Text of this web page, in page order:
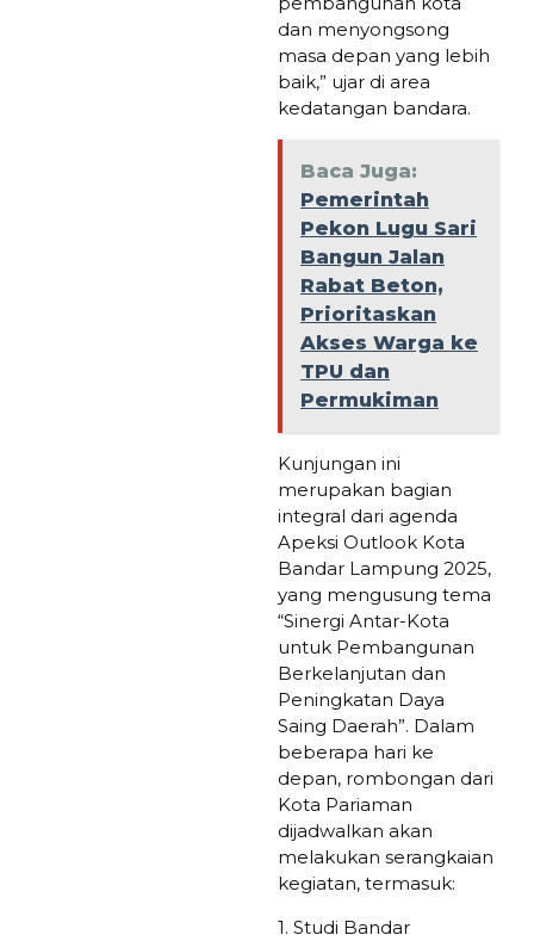
dan menyongsong
masa depan yang lebih
baik,” ujar di area
kedatangan bandara.
Baca Juga:
Pemerintah
Pekon Lugu Sari
Bangun Jalan
Rabat Beton,
Prioritaskan
Akses Warga ke
TPU dan
Permukiman
Kunjungan ini
merupakan bagian
integral dari agenda
Apeksi Outlook Kota
Bandar Lampung 2025,
yang mengusung tema
“Sinergi Antar-Kota
untuk Pembangunan
Berkelanjutan dan
Peningkatan Daya
Saing Daerah”. Dalam
beberapa hari ke
depan, rombongan dari
Kota Pariaman
dijadwalkan akan
melakukan serangkaian
kegiatan, termasuk:
1. Studi Bandar